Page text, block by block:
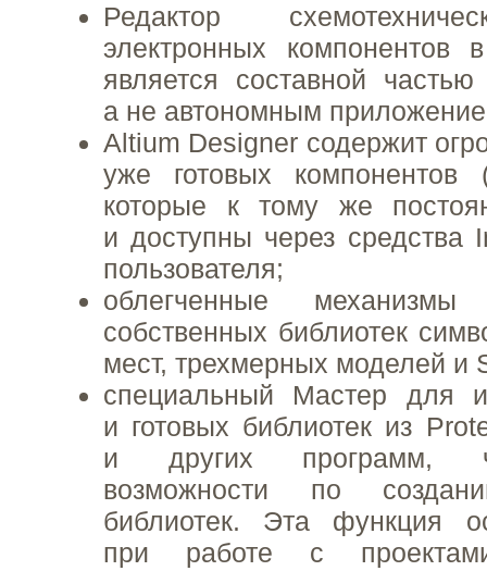
Редактор
электронных компонентов
является составной
а не автономным
Altium Designer содержит
уже готовых
которые к тому же
и доступны через средства
пользователя;
облегченные
собственных библиотек
мест, трехмерных моделей и
специальный Мастер для
и готовых библиотек из
и других программ,
возможности по
библиотек. Эта функция
при работе с